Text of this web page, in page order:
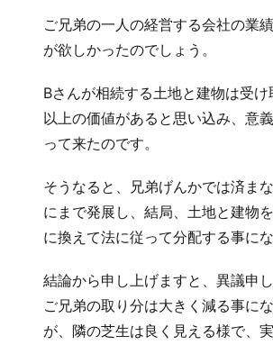
ご兄弟の一人の経営する会社の業
が欲しかったのでしょう。
Bさんが相続する土地と建物は受
以上の価値があると思い込み、意
って来たのです。
そうなると、兄弟げんかでは済ま
にまで発展し、結局、土地と建物
に換えて法に従って分配する事にな
結論から申し上げますと、異議申
ご兄弟の取り分は大きく減る事に
が、隣の芝生は良く見える様で、実